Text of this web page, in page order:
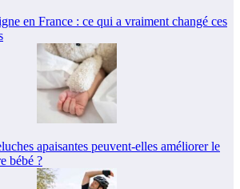
en France : ce qui a vraiment changé ces
apaisantes peuvent-elles améliorer le
bébé ?